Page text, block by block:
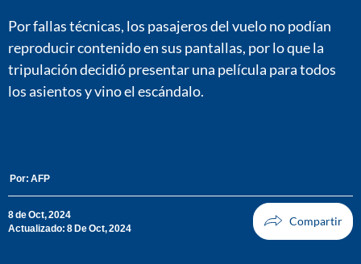
Por fallas técnicas, los pasajeros del vuelo no podían
reproducir contenido en sus pantallas, por lo que la
tripulación decidió presentar una película para todos
los asientos y vino el escándalo.
Por: AFP
8 de Oct, 2024
Actualizado: 8 De Oct, 2024